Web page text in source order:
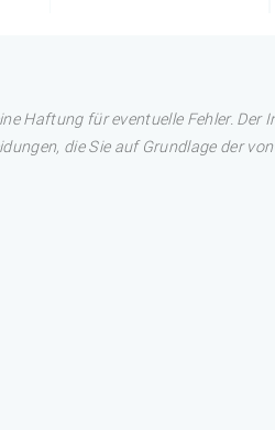
Haftung für eventuelle Fehler. Der
die Sie auf Grundlage der